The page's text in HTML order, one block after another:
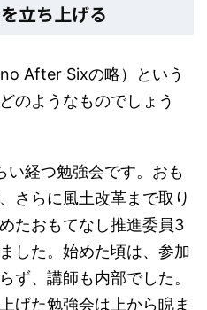
立ち上げる
After Sixの略）という
のようなものでしょう
い経つ勉強会です。おも
さらに風土改革まで取り
たおもてなし推進委員3
した。始めた頃は、参加
ず、講師も内部でした。
げた勉強会は上から睨ま